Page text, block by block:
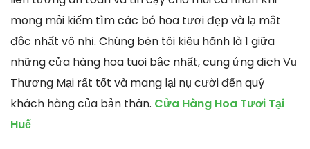
mong mỏi kiếm tìm các bó hoa tươi đẹp và lạ mắt
độc nhất vô nhị. Chúng bên tôi kiêu hãnh là 1 giữa
những cửa hàng hoa tuoi bậc nhất, cung ứng dịch Vụ
Thương Mại rất tốt và mang lại nụ cười đến quý
khách hàng của bản thân. Cửa Hàng Hoa Tươi Tại
Huế